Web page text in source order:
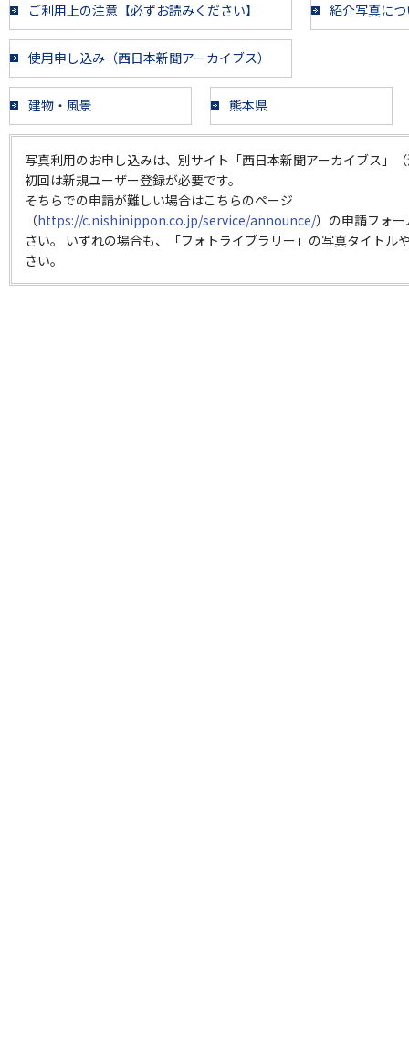
ご利用上の注意【必ずお読みください】 紹介写真に
使用申し込み（西日本新聞アーカイブス）
建物・風景 熊本県
写真利用のお申し込みは、別サイト「西日本新聞アーカイブス」
初回は新規ユーザー登録が必要です。
そちらでの申請が難しい場合はこちらのページ
（https://c.nishinippon.co.jp/service/announce/）の申請フォ
さい。 いずれの場合も、「フォトライブラリー」の写真タイトル
さい。